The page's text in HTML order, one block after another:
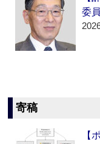
委
寄稿
【